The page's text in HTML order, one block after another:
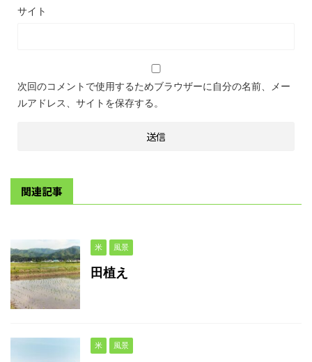
サイト
次回のコメントで使用するためブラウザーに自分の名前、メー
ルアドレス、サイトを保存する。
関連記事
米 風景
田植え
米 風景